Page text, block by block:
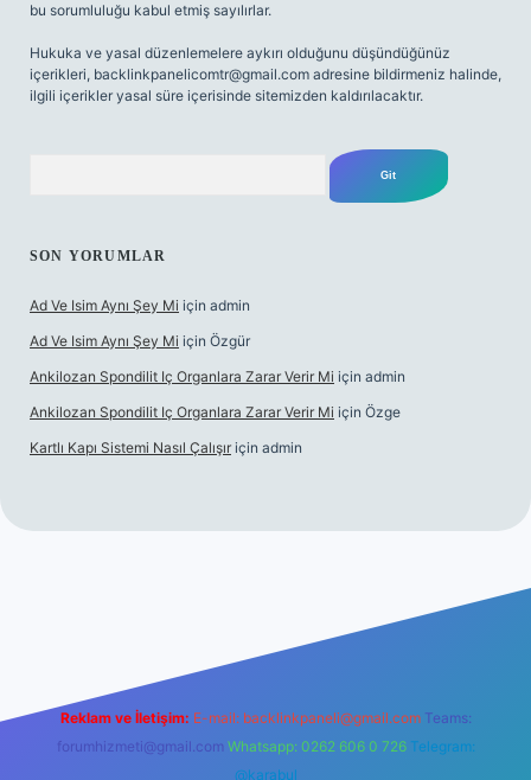
bu sorumluluğu kabul etmiş sayılırlar.
Hukuka ve yasal düzenlemelere aykırı olduğunu düşündüğünüz
içerikleri, backlinkpanelicomtr@gmail.com adresine bildirmeniz halinde,
ilgili içerikler yasal süre içerisinde sitemizden kaldırılacaktır.
SON YORUMLAR
Ad Ve Isim Aynı Şey Mi için admin
Ad Ve Isim Aynı Şey Mi için Özgür
Ankilozan Spondilit Iç Organlara Zarar Verir Mi için admin
Ankilozan Spondilit Iç Organlara Zarar Verir Mi için Özge
Kartlı Kapı Sistemi Nasıl Çalışır için admin
Reklam ve İletişim: E-mail: backlinkpaneli@gmail.com Teams:
forumhizmeti@gmail.com Whatsapp: 0262 606 0 726 Telegram:
@karabul